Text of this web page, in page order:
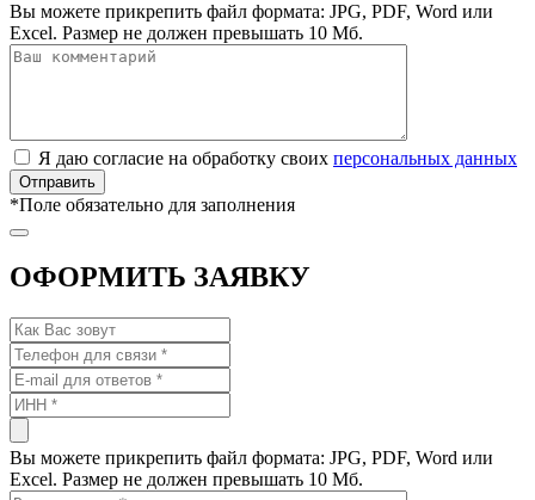
Вы можете прикрепить файл формата: JPG, PDF, Word или
Excel. Размер не должен превышать 10 Мб.
Я даю согласие на обработку своих персональных данных
*Поле обязательно для заполнения
ОФОРМИТЬ ЗАЯВКУ
Вы можете прикрепить файл формата: JPG, PDF, Word или
Excel. Размер не должен превышать 10 Мб.